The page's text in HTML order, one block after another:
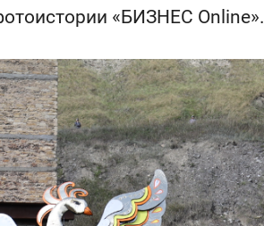
«БИЗНЕС Online».